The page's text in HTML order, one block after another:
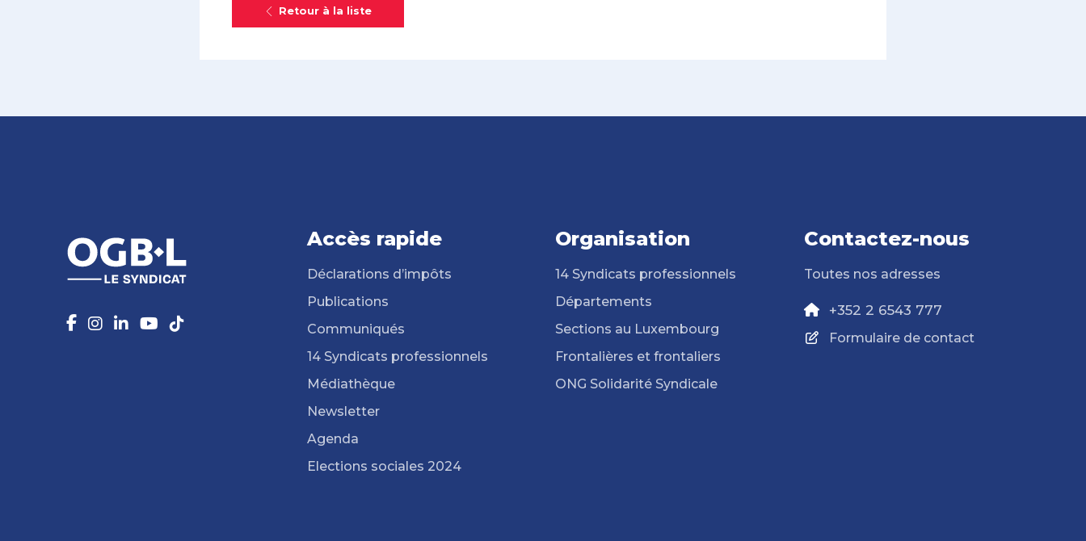
Retour à la liste
Accès rapide
Déclarations d’impôts
Publications
Communiqués
14 Syndicats professionnels
Médiathèque
Newsletter
Agenda
Elections sociales 2024
Organisation
14 Syndicats professionnels
Départements
Sections au Luxembourg
Frontalières et frontaliers
ONG Solidarité Syndicale
Contactez-nous
Toutes nos adresses
+352 2 6543 777
Formulaire de contact